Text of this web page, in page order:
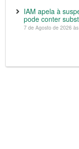
IAM apela à
pode conter
7 de Agosto de 2026